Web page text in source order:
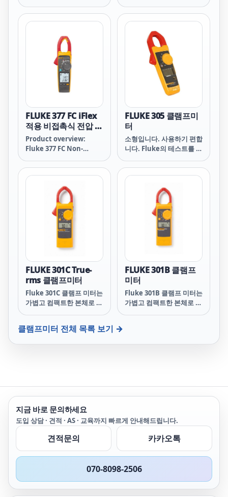
로 시간을 절약하고 문제를
신속하게 찾아낼 수 있습니
rms AC/DC Clamp
Meter with iFlex
FLUKE 377 FC iFlex
적용 비접촉식 전압 실
효값 AC/DC 클램프
미터
Product overview:
Fluke 377 FC Non-
rms AC/DC Clamp
Meter with iFlex
FLUKE 305 클램프미
터
소형입니다. 사용하기 편합
니다. Fluke의 테스트를 거
FLUKE 301C True-
rms 클램프미터
Fluke 301C 클램프 미터는
가볍고 컴팩트한 본체로 포
조밀한 와이어 사이를 쉽게
통해 더 많은 테스트 요구
사항을 처리할 수 있습니
다. True-rms 기능을 사용
하면 주파수 변조 신호와
같은 비선형 신호를 보다
정확하게 테스트할 수 있습
FLUKE 301B 클램프
미터
Fluke 301B 클램프 미터는
가볍고 컴팩트한 본체로 포
Fluke 301B로 더 많은 테
스트 요구 사항을 처리할
클램프미터 전체 목록 보기 →
지금 바로 문의하세요
도입 상담 · 견적 · AS · 교육까지 빠르게 안내해드립니다.
견적문의 카카오톡
070-8098-2506